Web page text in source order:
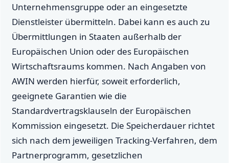
Unternehmensgruppe oder an eingesetzte
Dienstleister übermitteln. Dabei kann es auch zu
Übermittlungen in Staaten außerhalb der
Europäischen Union oder des Europäischen
Wirtschaftsraums kommen. Nach Angaben von
AWIN werden hierfür, soweit erforderlich,
geeignete Garantien wie die
Standardvertragsklauseln der Europäischen
Kommission eingesetzt. Die Speicherdauer richtet
sich nach dem jeweiligen Tracking-Verfahren, dem
Partnerprogramm, gesetzlichen